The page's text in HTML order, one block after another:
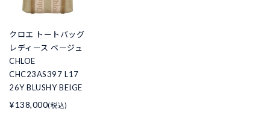
クロエ トートバッグ
レディース ベージュ
CHLOE
CHC23AS397 L17
26Y BLUSHY BEIGE
¥138,000(税込)